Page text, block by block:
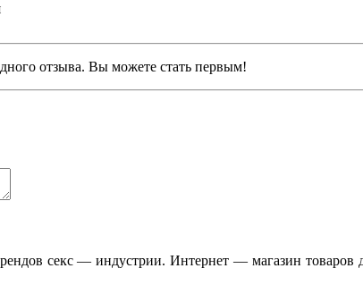
отзыва. Вы можете стать первым!
секс — индустрии. Интернет — магазин товаров